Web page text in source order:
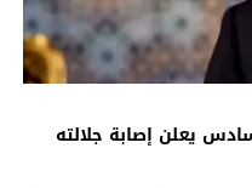
يعلن إصابة جلالته